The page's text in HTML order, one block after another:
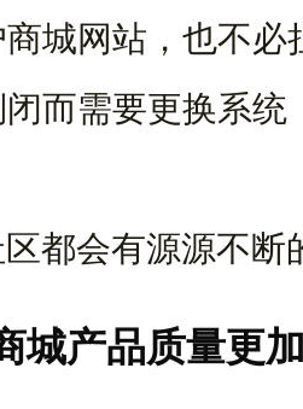
城网站，也不
而需要更换系
都会有源源不断
城产品质量更